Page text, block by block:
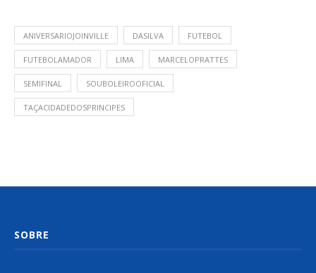
ANIVERSARIOJOINVILLE DASILVA FUTEBOL
FUTEBOLAMADOR LIMA MARCELOPRATTES
SEMIFINAL SOUBOLEIROOFICIAL
TAÇACIDADEDOSPRINCIPES
SOBRE